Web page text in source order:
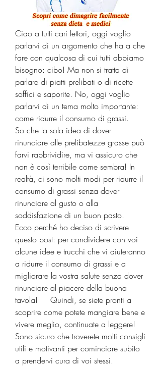
Ciao a tutti cari lettori, oggi voglio
parlarvi di un argomento che ha a che
fare con qualcosa di cui tutti abbiamo
bisogno: cibo! Ma non si tratta di
parlare di piatti prelibati o di ricette
soffici e saporite. No, oggi voglio
parlarvi di un tema molto importante:
come ridurre il consumo di grassi.
So che la sola idea di dover
rinunciare alle prelibatezze grasse può
farvi rabbrividire, ma vi assicuro che
non è così terribile come sembra! In
realtà, ci sono molti modi per ridurre il
consumo di grassi senza dover
rinunciare al gusto o alla
soddisfazione di un buon pasto.
Ecco perché ho deciso di scrivere
questo post: per condividere con voi
alcune idee e trucchi che vi aiuteranno
a ridurre il consumo di grassi e a
migliorare la vostra salute senza dover
rinunciare al piacere della buona
tavola!     Quindi, se siete pronti a
scoprire come potete mangiare bene e
vivere meglio, continuate a leggere!
Sono sicuro che troverete molti consigli
utili e motivanti per cominciare subito
a prendervi cura di voi stessi.